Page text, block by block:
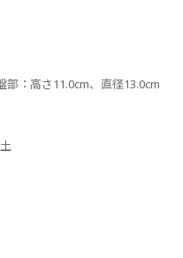
：高さ11.0cm、直径13.0cm